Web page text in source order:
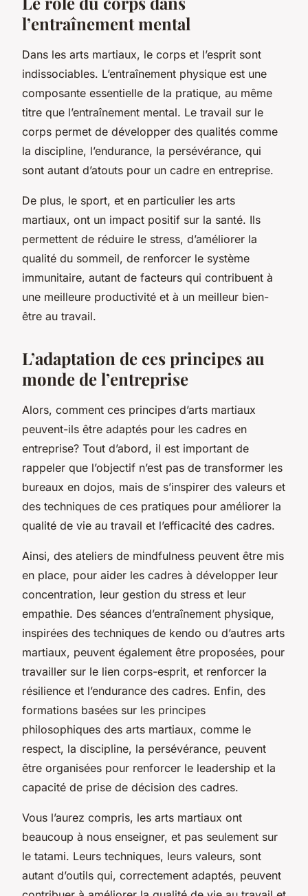
l’entraînement mental
Dans les arts martiaux, le corps et l’esprit sont
indissociables. L’entraînement physique est une
composante essentielle de la pratique, au même
titre que l’entraînement mental. Le travail sur le
corps permet de développer des qualités comme
la discipline, l’endurance, la persévérance, qui
sont autant d’atouts pour un cadre en entreprise.
De plus, le sport, et en particulier les arts
martiaux, ont un impact positif sur la santé. Ils
permettent de réduire le stress, d’améliorer la
qualité du sommeil, de renforcer le système
immunitaire, autant de facteurs qui contribuent à
une meilleure productivité et à un meilleur bien-
être au travail.
L’adaptation de ces principes au
monde de l’entreprise
Alors, comment ces principes d’arts martiaux
peuvent-ils être adaptés pour les cadres en
entreprise? Tout d’abord, il est important de
rappeler que l’objectif n’est pas de transformer les
bureaux en dojos, mais de s’inspirer des valeurs et
des techniques de ces pratiques pour améliorer la
qualité de vie au travail et l’efficacité des cadres.
Ainsi, des ateliers de mindfulness peuvent être mis
en place, pour aider les cadres à développer leur
concentration, leur gestion du stress et leur
empathie. Des séances d’entraînement physique,
inspirées des techniques de kendo ou d’autres arts
martiaux, peuvent également être proposées, pour
travailler sur le lien corps-esprit, et renforcer la
résilience et l’endurance des cadres. Enfin, des
formations basées sur les principes
philosophiques des arts martiaux, comme le
respect, la discipline, la persévérance, peuvent
être organisées pour renforcer le leadership et la
capacité de prise de décision des cadres.
Vous l’aurez compris, les arts martiaux ont
beaucoup à nous enseigner, et pas seulement sur
le tatami. Leurs techniques, leurs valeurs, sont
autant d’outils qui, correctement adaptés, peuvent